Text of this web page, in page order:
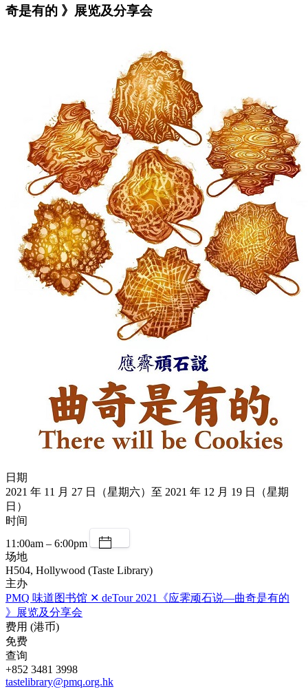
奇是有的 》展览及分享会
日期
2021 年 11 月 27 日（星期六）至 2021 年 12 月 19 日（星期
日）
时间
11:00am – 6:00pm
场地
H504, Hollywood (Taste Library)
主办
PMQ 味道图书馆 ✕ deTour 2021《应霁顽石说—曲奇是有的
》展览及分享会
费用 (港币)
免费
查询
+852 3481 3998
tastelibrary@pmq.org.hk